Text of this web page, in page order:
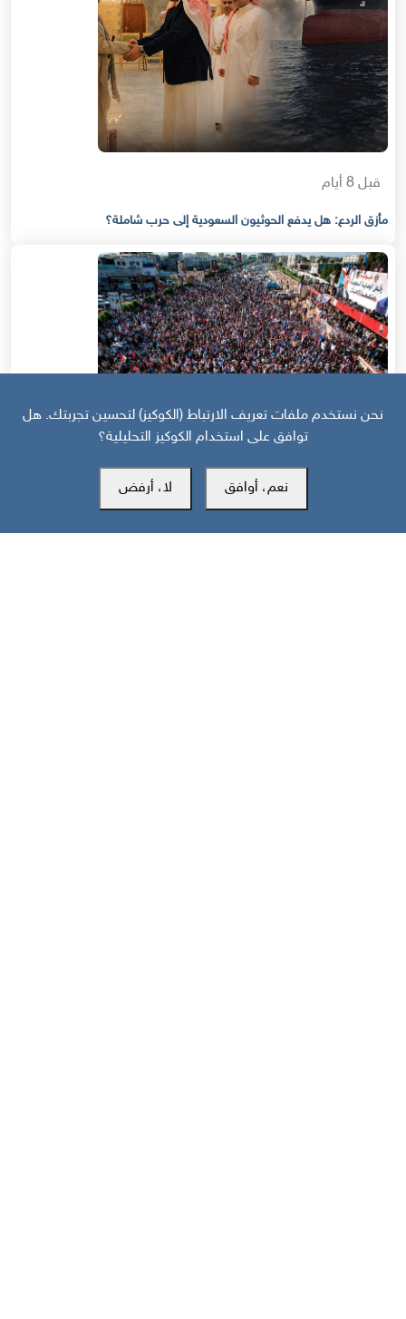
قبل 8 أيام
مأزق الردع: هل يدفع الحوثيون السعودية إلى حرب شاملة؟
حرب أهلية محتملة إذا استمر القمع السعودي لجنوب اليمن
نحن نستخدم ملفات تعريف الارتباط (الكوكيز) لتحسين تجربتك. هل
توافق على استخدام الكوكيز التحليلية؟
نعم، أوافق لا، أرفض